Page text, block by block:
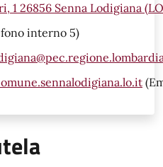
1 26856 Senna Lodigiana
interno 5)